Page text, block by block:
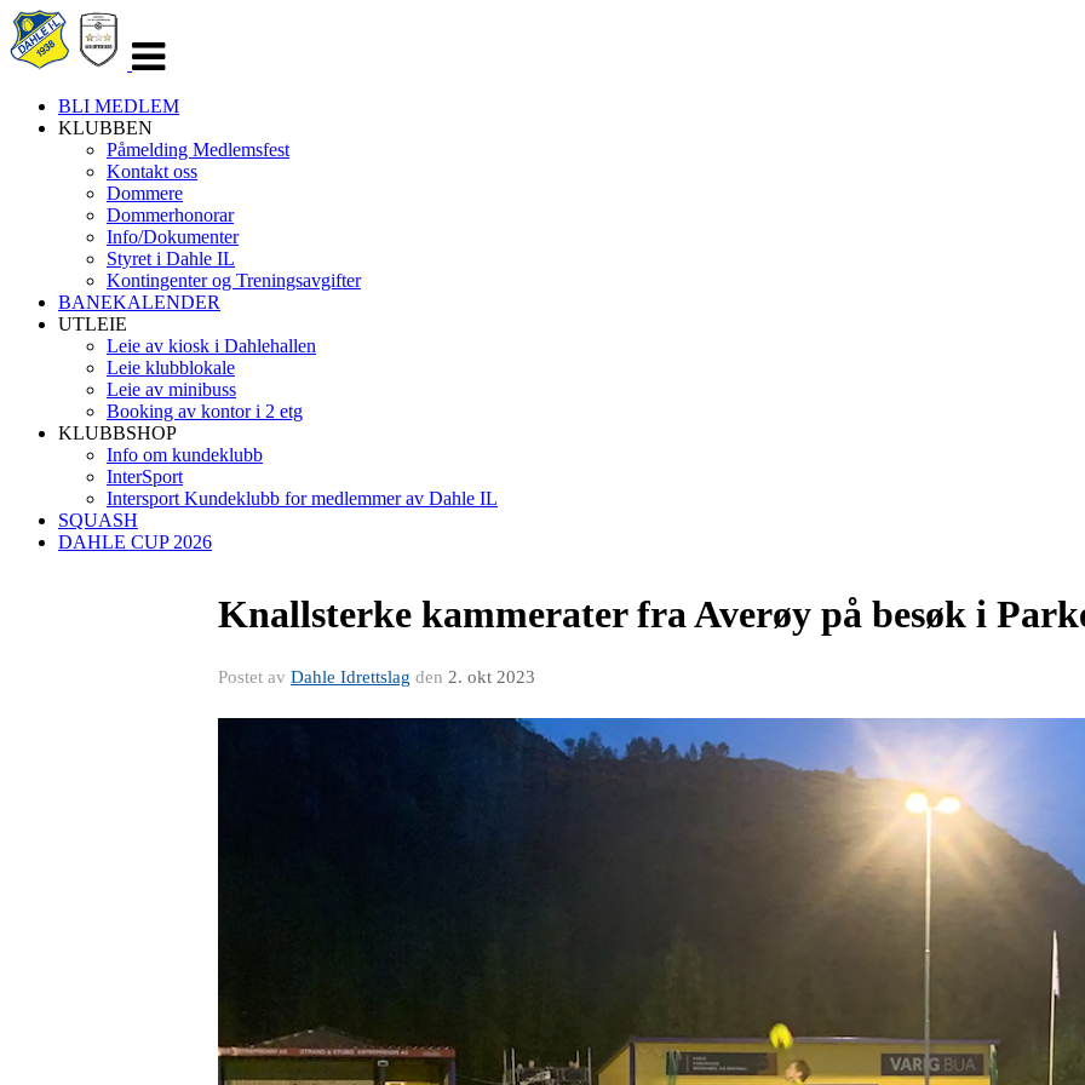
navigasjon
BLI MEDLEM
KLUBBEN
Påmelding Medlemsfest
Kontakt oss
Dommere
Dommerhonorar
Info/Dokumenter
Styret i Dahle IL
Kontingenter og Treningsavgifter
BANEKALENDER
UTLEIE
Leie av kiosk i Dahlehallen
Leie klubblokale
Leie av minibuss
Booking av kontor i 2 etg
KLUBBSHOP
Info om kundeklubb
InterSport
Intersport Kundeklubb for medlemmer av Dahle IL
SQUASH
DAHLE CUP 2026
Knallsterke kammerater fra Averøy på besøk i
Postet av Dahle Idrettslag den 2. okt 2023